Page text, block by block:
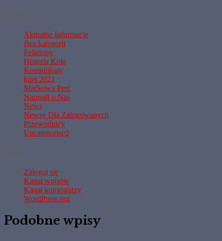
Aktualne Informacje
Bez kategorii
Felietony
Historia Koła
Komunikaty
kurs 2021
Maćkowa Perć
Napisali o Nas
News
Newsy Dla Zalogowanych
Przewodnicy
Uncategorised
Zaloguj się
Kanał wpisów
Kanał komentarzy
WordPress.org
Podobne wpisy